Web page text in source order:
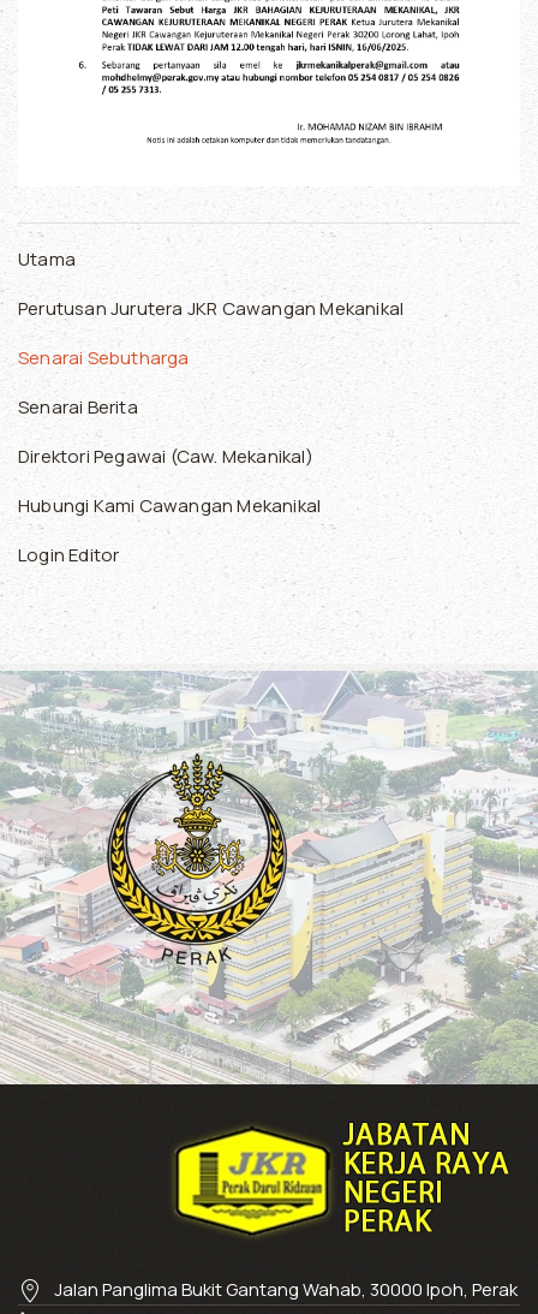
Utama
Perutusan Jurutera JKR Cawangan Mekanikal
Senarai Sebutharga
Senarai Berita
Direktori Pegawai (Caw. Mekanikal)
Hubungi Kami Cawangan Mekanikal
Login Editor
Jalan Panglima Bukit Gantang Wahab, 30000 Ipoh, Perak